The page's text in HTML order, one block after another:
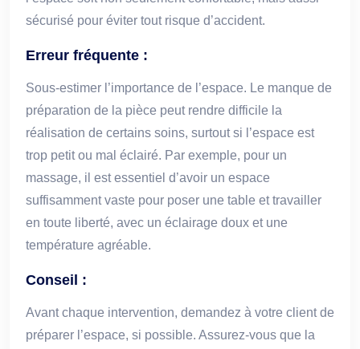
sécurisé pour éviter tout risque d’accident.
Erreur fréquente :
Sous-estimer l’importance de l’espace. Le manque de
préparation de la pièce peut rendre difficile la
réalisation de certains soins, surtout si l’espace est
trop petit ou mal éclairé. Par exemple, pour un
massage, il est essentiel d’avoir un espace
suffisamment vaste pour poser une table et travailler
en toute liberté, avec un éclairage doux et une
température agréable.
Conseil :
Avant chaque intervention, demandez à votre client de
préparer l’espace, si possible. Assurez-vous que la